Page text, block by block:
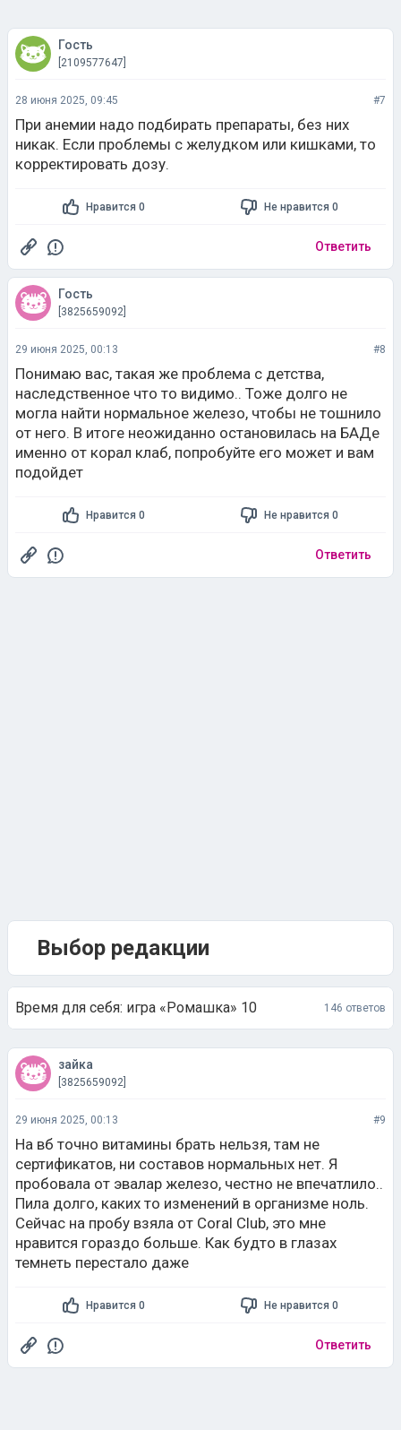
Гость
[2109577647]
28 июня 2025, 09:45 #7
При анемии надо подбирать препараты, без них
никак. Если проблемы с желудком или кишками, то
корректировать дозу.
Нравится 0 Не нравится 0
Ответить
Гость
[3825659092]
29 июня 2025, 00:13 #8
Понимаю вас, такая же проблема с детства,
наследственное что то видимо.. Тоже долго не
могла найти нормальное железо, чтобы не тошнило
от него. В итоге неожиданно остановилась на БАДе
именно от корал клаб, попробуйте его может и вам
подойдет
Нравится 0 Не нравится 0
Ответить
Выбор редакции
Время для себя: игра «Ромашка» 10 146 ответов
зайка
[3825659092]
29 июня 2025, 00:13 #9
На вб точно витамины брать нельзя, там не
сертификатов, ни составов нормальных нет. Я
пробовала от эвалар железо, честно не впечатлило..
Пила долго, каких то изменений в организме ноль.
Сейчас на пробу взяла от Coral Club, это мне
нравится гораздо больше. Как будто в глазах
темнеть перестало даже
Нравится 0 Не нравится 0
Ответить